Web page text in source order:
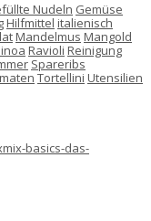
Nudeln Gemüse
Hilfmittel italienisch
Mandelmus Mangold
Ravioli Reinigung
Spareribs
Tortellini Utensilien